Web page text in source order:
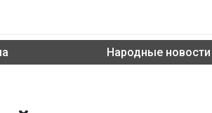
Народные новости